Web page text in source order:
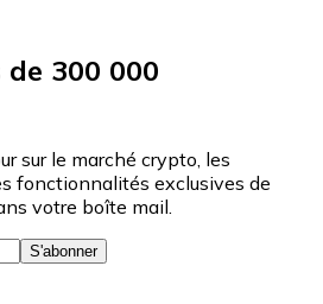
300 000
sur le marché crypto, les
fonctionnalités exclusives de
votre boîte mail.
S'abonner